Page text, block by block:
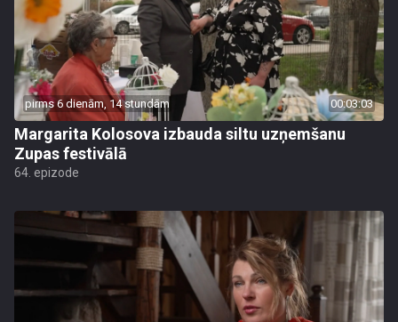
pirms 6 dienām, 14 stundām 00:03:03
Margarita Kolosova izbauda siltu uzņemšanu
Zupas festivālā
64. epizode